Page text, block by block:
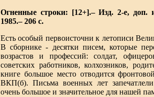
Огненные строки: [12+].– Изд. 2-е, доп.
1985.– 206 с.
Есть особый первоисточни к летописи
В сборнике - десятки писем, которые
возрастов и профессий: солдат,
советских работников, колхозников,
книге большое место отводится
ВКП(б). Письма военных лет
очень большое и значительное для нашей